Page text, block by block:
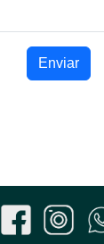
Enviar